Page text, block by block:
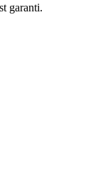
garanti.